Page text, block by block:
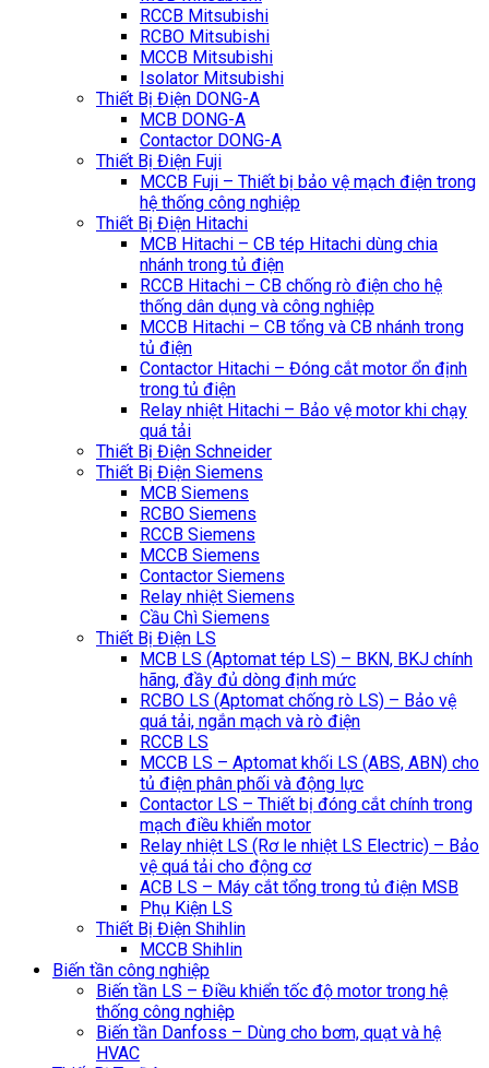
RCCB Mitsubishi
RCBO Mitsubishi
MCCB Mitsubishi
Isolator Mitsubishi
Thiết Bị Điện DONG-A
MCB DONG-A
Contactor DONG-A
Thiết Bị Điện Fuji
MCCB Fuji – Thiết bị bảo vệ mạch điện trong
hệ thống công nghiệp
Thiết Bị Điện Hitachi
MCB Hitachi – CB tép Hitachi dùng chia
nhánh trong tủ điện
RCCB Hitachi – CB chống rò điện cho hệ
thống dân dụng và công nghiệp
MCCB Hitachi – CB tổng và CB nhánh trong
tủ điện
Contactor Hitachi – Đóng cắt motor ổn định
trong tủ điện
Relay nhiệt Hitachi – Bảo vệ motor khi chạy
quá tải
Thiết Bị Điện Schneider
Thiết Bị Điện Siemens
MCB Siemens
RCBO Siemens
RCCB Siemens
MCCB Siemens
Contactor Siemens
Relay nhiệt Siemens
Cầu Chì Siemens
Thiết Bị Điện LS
MCB LS (Aptomat tép LS) – BKN, BKJ chính
hãng, đầy đủ dòng định mức
RCBO LS (Aptomat chống rò LS) – Bảo vệ
quá tải, ngắn mạch và rò điện
RCCB LS
MCCB LS – Aptomat khối LS (ABS, ABN) cho
tủ điện phân phối và động lực
Contactor LS – Thiết bị đóng cắt chính trong
mạch điều khiển motor
Relay nhiệt LS (Rơ le nhiệt LS Electric) – Bảo
vệ quá tải cho động cơ
ACB LS – Máy cắt tổng trong tủ điện MSB
Phụ Kiện LS
Thiết Bị Điện Shihlin
MCCB Shihlin
Biến tần công nghiệp
Biến tần LS – Điều khiển tốc độ motor trong hệ
thống công nghiệp
Biến tần Danfoss – Dùng cho bơm, quạt và hệ
HVAC